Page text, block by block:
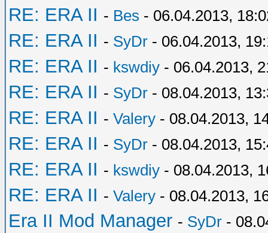
RE: ERA II - Bes - 06.04.2013,
RE: ERA II - SyDr - 06.04.2013,
RE: ERA II - kswdiy - 06.04.2013,
RE: ERA II - SyDr - 08.04.2013,
RE: ERA II - Valery - 08.04.2013,
RE: ERA II - SyDr - 08.04.2013,
RE: ERA II - kswdiy - 08.04.2013,
RE: ERA II - Valery - 08.04.2013,
Era II Mod Manager - SyDr -